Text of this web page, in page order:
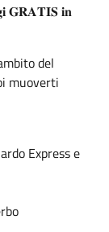
𝐆𝐑𝐀𝐓𝐈𝐒 𝐢𝐧
del
muoverti
Express e